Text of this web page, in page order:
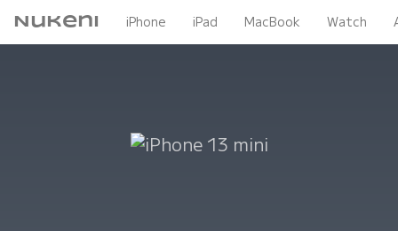
Nukeni iPhone iPad MacBook Watch